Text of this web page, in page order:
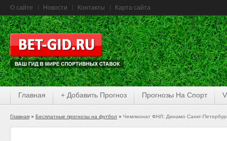
О сайте Новости Контакты Карта сайта
Главная + Добавить Прогноз Прогнозы На Спорт
Главная Бесплатные прогнозы на футбол Чемпионат ФНЛ: Динамо Санкт-